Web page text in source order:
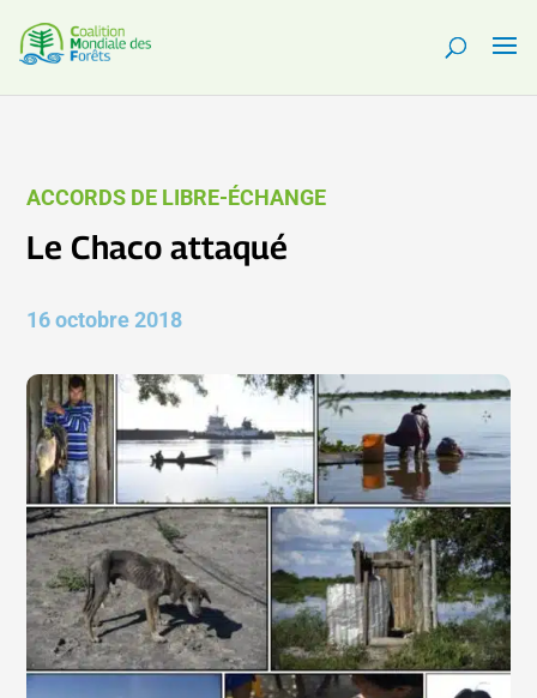
ACCORDS DE LIBRE-ÉCHANGE
Le Chaco attaqué
16 octobre 2018